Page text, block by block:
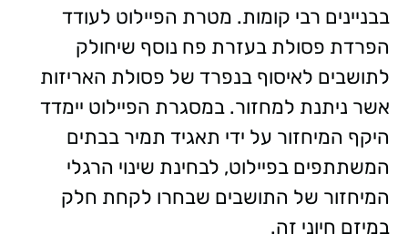
בבניינים רבי קומות. מטרת הפיילוט לעודד
הפרדת פסולת בעזרת פח נוסף שיחולק
לתושבים לאיסוף בנפרד של פסולת האריזות
אשר ניתנת למחזור. במסגרת הפיילוט יימדד
היקף המיחזור על ידי תאגיד תמיר בבתים
המשתתפים בפיילוט, לבחינת שינוי הרגלי
המיחזור של התושבים שבחרו לקחת חלק
במיזם חיוני זה.